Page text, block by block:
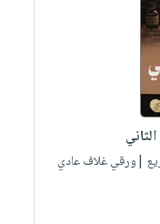
|ورقي غلاف عادي